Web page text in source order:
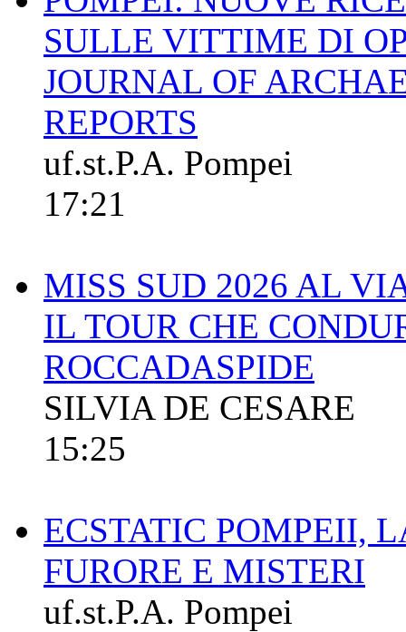
SULLE VITTIME DI
JOURNAL OF
REPORTS
uf.st.P.A. Pompei
17:21
MISS SUD 2026 AL
IL TOUR CHE
ROCCADASPIDE
SILVIA DE CESARE
15:25
ECSTATIC POMPEII,
FURORE E MISTERI
uf.st.P.A. Pompei